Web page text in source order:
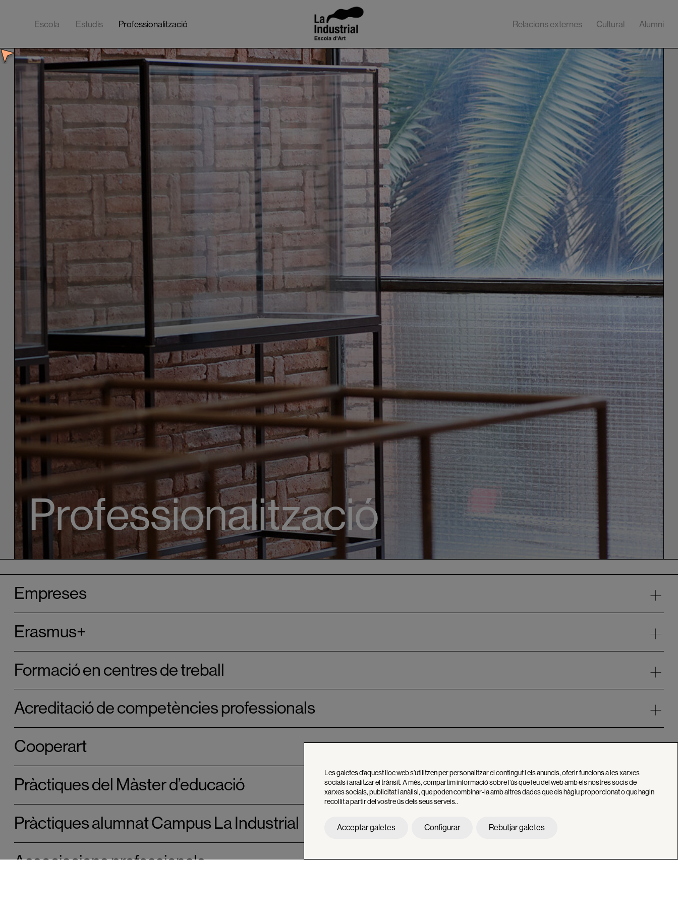
Escola Estudis Professionalització Relacions externes Cultural Alumni
Professionalització
Empreses
Erasmus+
Formació en centres de treball
Acreditació de competències professionals
Cooperart
Pràctiques del Màster d’educació
Pràctiques alumnat Campus La Industrial
Associacions professionals
Les galetes d’aquest lloc web s’utilitzen per personalitzar el contingut i els anuncis, oferir funcions a les xarxes
socials i analitzar el trànsit. A més, compartim informació sobre l’ús que feu del web amb els nostres socis de
xarxes socials, publicitat i anàlisi, que poden combinar-la amb altres dades que els hàgiu proporcionat o que hagin
recollit a partir del vostre ús dels seus serveis..
Acceptar galetes Configurar Rebutjar galetes